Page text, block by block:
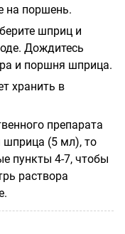
на поршень.
шприц и
Дождитесь
и поршня шприца.
хранить в
препарата
(5 мл), то
пункты 4-7, чтобы
раствора